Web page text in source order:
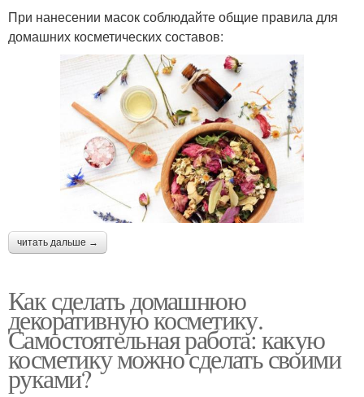
При нанесении масок соблюдайте общие правила для
домашних косметических составов:
читать дальше →
Как сделать домашнюю
декоративную косметику.
Самостоятельная работа: какую
косметику можно сделать своими
руками?